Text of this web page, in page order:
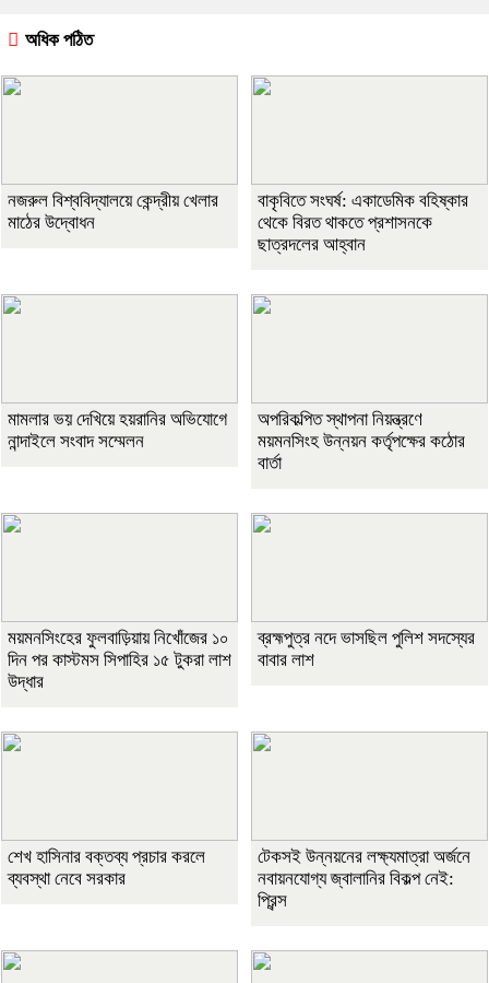
অধিক পঠিত
নজরুল বিশ্ববিদ্যালয়ে কেন্দ্রীয় খেলার
মাঠের উদ্বোধন
বাকৃবিতে সংঘর্ষ: একাডেমিক বহিষ্কার
থেকে বিরত থাকতে প্রশাসনকে
ছাত্রদলের আহ্বান
মামলার ভয় দেখিয়ে হয়রানির অভিযোগে
নান্দাইলে সংবাদ সম্মেলন
অপরিকল্পিত স্থাপনা নিয়ন্ত্রণে
ময়মনসিংহ উন্নয়ন কর্তৃপক্ষের কঠোর
বার্তা
ময়মনসিংহের ফুলবাড়িয়ায় নিখোঁজের ১০
দিন পর কাস্টমস সিপাহির ১৫ টুকরা লাশ
উদ্ধার
ব্রহ্মপুত্র নদে ভাসছিল পুলিশ সদস্যের
বাবার লাশ
শেখ হাসিনার বক্তব্য প্রচার করলে
ব্যবস্থা নেবে সরকার
টেকসই উন্নয়নের লক্ষ্যমাত্রা অর্জনে
নবায়নযোগ্য জ্বালানির বিকল্প নেই:
প্রিন্স